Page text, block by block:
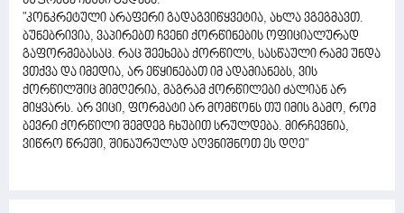
"კონკრეტული არაფერი გადაგვიწყვეტია, ახლა ვგეგმავთ.
ბუნებრივია, ვაპირებთ ჩვენი ქორწინების ოფიციალურად
გაფორმებასაც. რაც შეეხება ქორწილს, სასწაული რამე უნდა
ვთქვა და იმედია, არ ეწყინებათ იმ ადამიანებს, ვის
ქორწილშიც მიმღერია, მაგრამ ქორწილები ძალიან არ
მიყვარს. არ ვიცი, ფორმატი არ მომწონს თუ იმის გამო, რომ
ბევრი ქორწილი შემდეგ ჩხუბით სრულდება. მირჩევნია,
ვიწრო წრეში, შინაურულად აღვნიშნოთ ეს დღე"